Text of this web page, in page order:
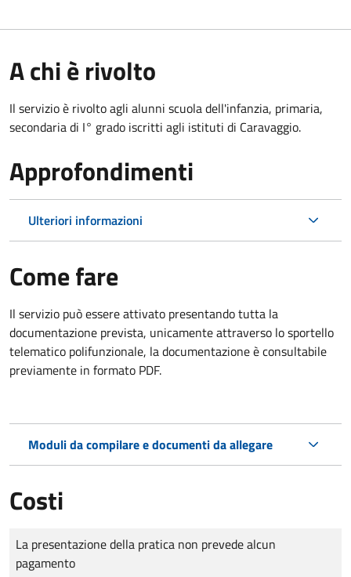
A chi è rivolto
Il servizio è rivolto agli alunni scuola dell'infanzia, primaria,
secondaria di I° grado iscritti agli istituti di Caravaggio.
Approfondimenti
Ulteriori informazioni
Come fare
Il servizio può essere attivato presentando tutta la
documentazione prevista, unicamente attraverso lo sportello
telematico polifunzionale, la documentazione è consultabile
previamente in formato PDF.
Moduli da compilare e documenti da allegare
Costi
Tipo di pagamento
Importo
La presentazione della pratica non prevede alcun
pagamento